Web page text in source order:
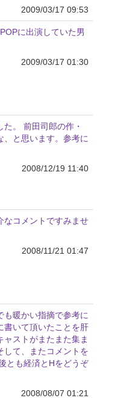
2009/03/17 09:53
に出演していた男
2009/03/17 01:30
。 前田司郎の作・
と思います。参考に
2008/12/19 11:40
なコメントですみませ
2008/11/21 01:47
暖かい指摘で参考に
書いて頂いたことを肝
ストがまたまた集ま
して、またコメントを
とも経済とHをどうぞ
2008/08/07 01:21